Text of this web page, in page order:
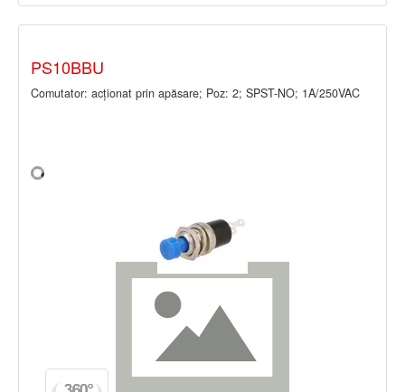
PS10BBU
Comutator: acţionat prin apăsare; Poz: 2; SPST-NO; 1A/250VAC